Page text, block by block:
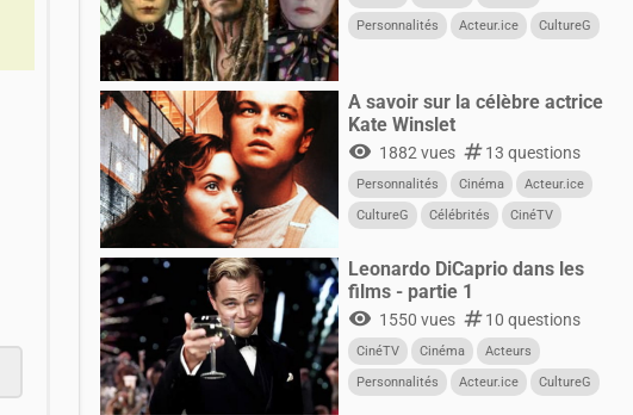
Personnalités
Acteur.ice
CultureG
A savoir sur la célèbre actrice
Kate Winslet
visibility 1882 vues numbers13 questions
Personnalités Cinéma
Acteur.ice
CultureG
Célébrités
CinéTV
Leonardo DiCaprio dans les
films - partie 1
visibility 1550 vues numbers10 questions
CinéTV Cinéma
Acteurs
Personnalités
Acteur.ice
CultureG